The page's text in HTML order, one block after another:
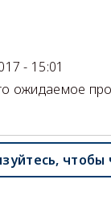
- 15:01
ожидаемое